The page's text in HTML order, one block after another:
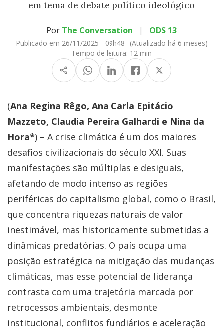
em tema de debate político ideológico
Por The Conversation | ODS 13
Publicado em 26/11/2025 - 09h48
(Atualizado há 6 meses)
Tempo de leitura: 12 min
(Ana Regina Rêgo, Ana Carla Epitácio
Mazzeto, Claudia Pereira Galhardi e Nina da
Hora*) – A crise climática é um dos maiores
desafios civilizacionais do século XXI. Suas
manifestações são múltiplas e desiguais,
afetando de modo intenso as regiões
periféricas do capitalismo global, como o Brasil,
que concentra riquezas naturais de valor
inestimável, mas historicamente submetidas a
dinâmicas predatórias. O país ocupa uma
posição estratégica na mitigação das mudanças
climáticas, mas esse potencial de liderança
contrasta com uma trajetória marcada por
retrocessos ambientais, desmonte
institucional, conflitos fundiários e aceleração